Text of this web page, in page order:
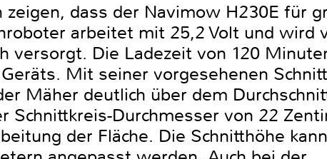
zeigen, dass der Navimow H230E für
arbeitet mit 25,2 Volt und wird
versorgt. Die Ladezeit von 120
Mit seiner vorgesehenen
Mäher deutlich über dem
Schnittkreis-Durchmesser von 22
der Fläche. Die Schnitthöhe